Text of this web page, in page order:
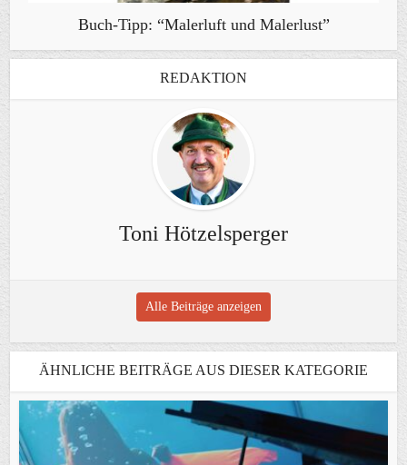
Buch-Tipp: “Malerluft und Malerlust”
REDAKTION
Toni Hötzelsperger
Alle Beiträge anzeigen
ÄHNLICHE BEITRÄGE AUS DIESER KATEGORIE